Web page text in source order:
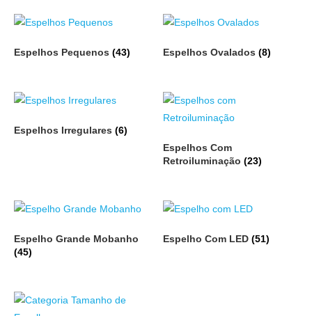
Espelhos Pequenos (43) Espelhos Ovalados (8)
Espelhos Irregulares (6)
Espelhos Com
Retroiluminação (23)
Espelho Grande Mobanho
(45)
Espelho Com LED (51)